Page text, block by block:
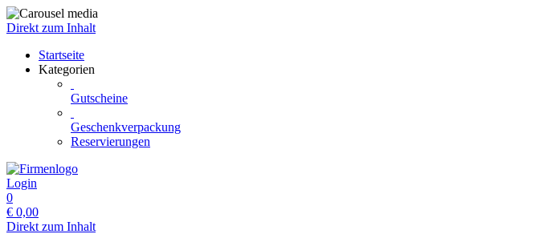
Direkt zum Inhalt
Startseite
Kategorien
Gutscheine
Geschenkverpackung
Reservierungen
Login
0
€ 0,00
Direkt zum Inhalt